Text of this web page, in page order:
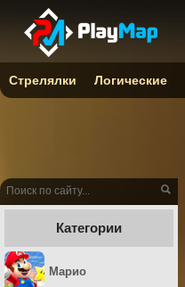
Категории
Марио
Стрелялки Логические